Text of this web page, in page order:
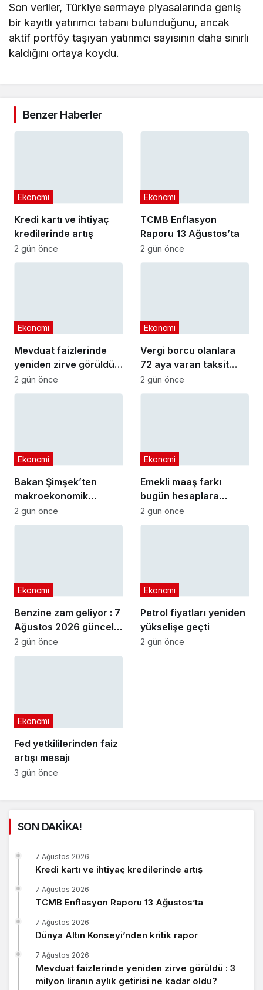
Son veriler, Türkiye sermaye piyasalarında geniş
bir kayıtlı yatırımcı tabanı bulunduğunu, ancak
aktif portföy taşıyan yatırımcı sayısının daha sınırlı
kaldığını ortaya koydu.
Benzer Haberler
Kredi kartı ve ihtiyaç
kredilerinde artış
Ekonomi
2 gün önce
TCMB Enflasyon
Raporu 13 Ağustos’ta
Ekonomi
2 gün önce
Mevduat faizlerinde
yeniden zirve görüldü :
3 milyon liranın aylık
getirisi ne kadar oldu?
Ekonomi
2 gün önce
Vergi borcu olanlara
72 aya varan taksit
fırsatı
Ekonomi
2 gün önce
Bakan Şimşek’ten
makroekonomik
istikrar açıklaması
Ekonomi
2 gün önce
Emekli maaş farkı
bugün hesaplara
yatıyor
Ekonomi
2 gün önce
Benzine zam geliyor : 7
Ağustos 2026 güncel
akaryakıt fiyatları
Ekonomi
2 gün önce
Petrol fiyatları yeniden
yükselişe geçti
Ekonomi
2 gün önce
Fed yetkililerinden faiz
artışı mesajı
Ekonomi
3 gün önce
SON DAKİKA!
Kredi kartı ve ihtiyaç kredilerinde artış
7 Ağustos 2026
TCMB Enflasyon Raporu 13 Ağustos’ta
7 Ağustos 2026
Dünya Altın Konseyi’nden kritik rapor
7 Ağustos 2026
Mevduat faizlerinde yeniden zirve görüldü : 3
milyon liranın aylık getirisi ne kadar oldu?
7 Ağustos 2026